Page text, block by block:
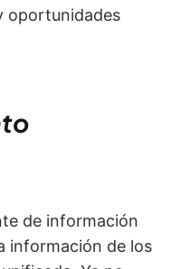
oportunidades
de información
información de los